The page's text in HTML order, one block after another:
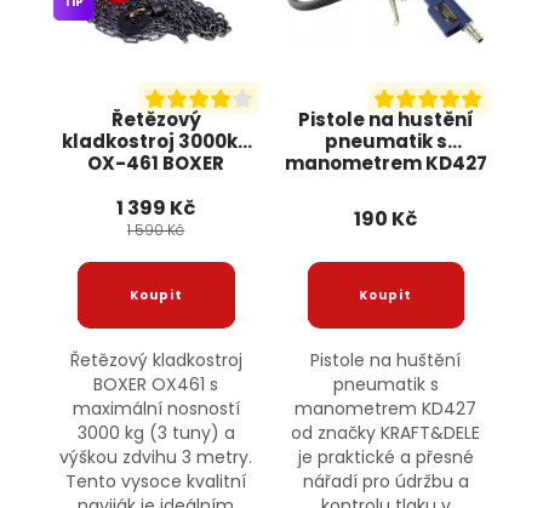
Řetězový
kladkostroj 3000kg
OX-461 BOXER
1 399 Kč
1 590 Kč
Řetězový kladkostroj
BOXER OX461 s
maximální nosností
3000 kg (3 tuny) a
výškou zdvihu 3 metry.
Tento vysoce kvalitní
Pistole na hustění
pneumatik s
manometrem KD427
190 Kč
Pistole na huštění
pneumatik s
manometrem KD427
od značky KRAFT&DELE
je praktické a přesné
nářadí pro údržbu a